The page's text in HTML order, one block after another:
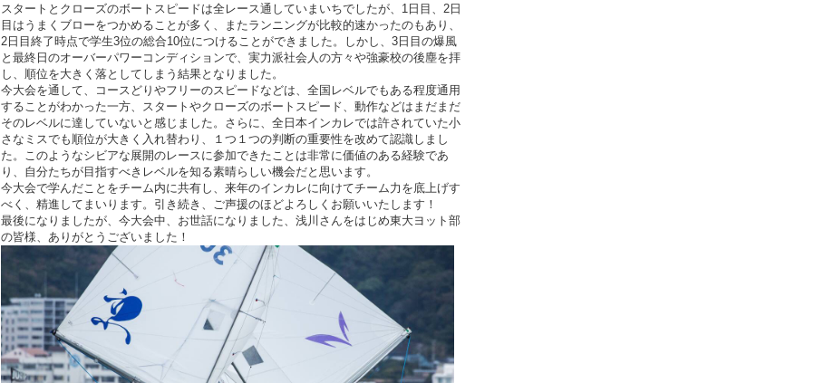
スタートとクローズのボートスピードは全レース通していまいちでしたが、1日目、2日
目はうまくブローをつかめることが多く、またランニングが比較的速かったのもあり、
2日目終了時点で学生3位の総合10位につけることができました。しかし、3日目の爆風
と最終日のオーバーパワーコンディションで、実力派社会人の方々や強豪校の後塵を拝
し、順位を大きく落としてしまう結果となりました。
今大会を通して、コースどりやフリーのスピードなどは、全国レベルでもある程度通用
することがわかった一方、スタートやクローズのボートスピード、動作などはまだまだ
そのレベルに達していないと感じました。さらに、全日本インカレでは許されていた小
さなミスでも順位が大きく入れ替わり、１つ１つの判断の重要性を改めて認識しまし
た。このようなシビアな展開のレースに参加できたことは非常に価値のある経験であ
り、自分たちが目指すべきレベルを知る素晴らしい機会だと思います。
今大会で学んだことをチーム内に共有し、来年のインカレに向けてチーム力を底上げす
べく、精進してまいります。引き続き、ご声援のほどよろしくお願いいたします！
最後になりましたが、今大会中、お世話になりました、浅川さんをはじめ東大ヨット部
の皆様、ありがとうございました！